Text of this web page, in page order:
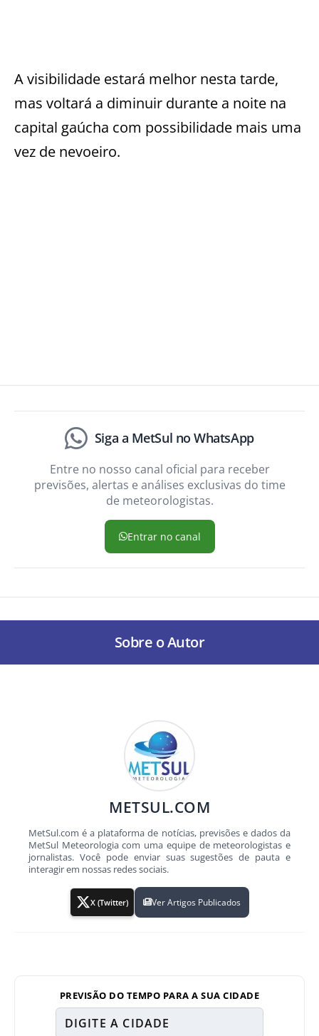
A visibilidade estará melhor nesta tarde,
mas voltará a diminuir durante a noite na
capital gaúcha com possibilidade mais uma
vez de nevoeiro.
Siga a MetSul no WhatsApp
Entre no nosso canal oficial para receber
previsões, alertas e análises exclusivas do time
de meteorologistas.
Entrar no canal
Sobre o Autor
METSUL.COM
MetSul.com é a plataforma de notícias, previsões e dados da
MetSul Meteorologia com uma equipe de meteorologistas e
jornalistas. Você pode enviar suas sugestões de pauta e
interagir em nossas redes sociais.
X (Twitter) Ver Artigos Publicados
PREVISÃO DO TEMPO PARA A SUA CIDADE